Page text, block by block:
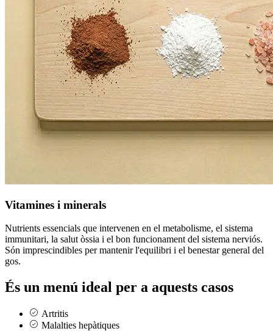
Vitamines i minerals
Nutrients essencials que intervenen en el metabolisme, el sistema
immunitari, la salut òssia i el bon funcionament del sistema nerviós.
Són imprescindibles per mantenir l'equilibri i el benestar general del
gos.
És un menú ideal per a aquests casos
Artritis
Malalties hepàtiques